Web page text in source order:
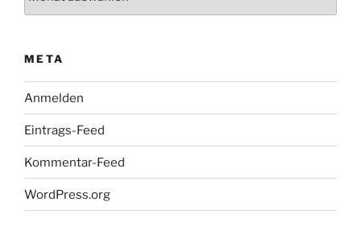
META
Anmelden
Eintrags-Feed
Kommentar-Feed
WordPress.org